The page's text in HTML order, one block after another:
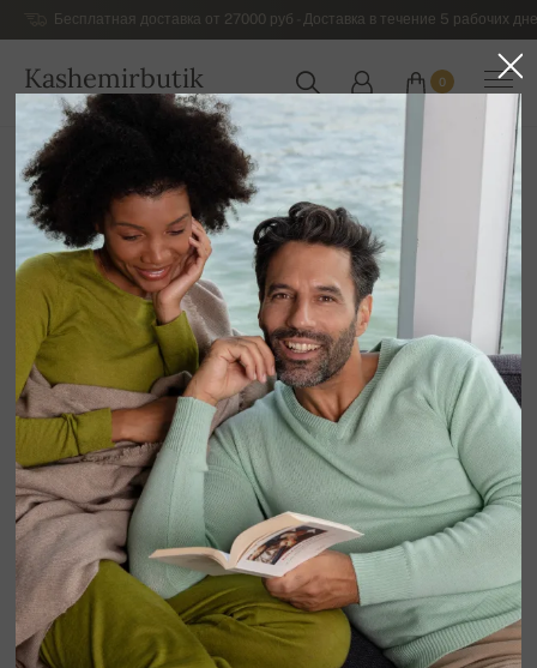
Бесплатная доставка от 27000 руб - Доставка в течение 5 рабочих
Kashemirbutik
РОССИЯ
0
Главная
Шикарный кашемировый трикотаж для мужчин
Мужской кашемировый трикотаж без рукавов